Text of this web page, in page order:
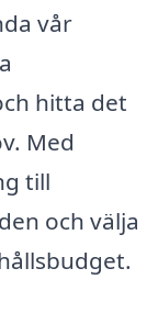
vår
hitta det
Med
till
och välja